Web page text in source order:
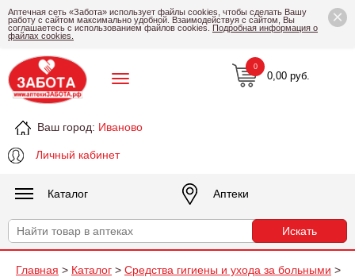
×
Аптечная сеть «Забота» использует файлы cookies, чтобы сделать Вашу
работу с сайтом максимально удобной. Взаимодействуя с сайтом, Вы
соглашаетесь с использованием файлов cookies. Подробная информация о
файлах cookies.
Ваш город: Иваново
Личный кабинет
0,00 руб.
0
Каталог Аптеки
Главная > Каталог > Средства гигиены и ухода за больными >